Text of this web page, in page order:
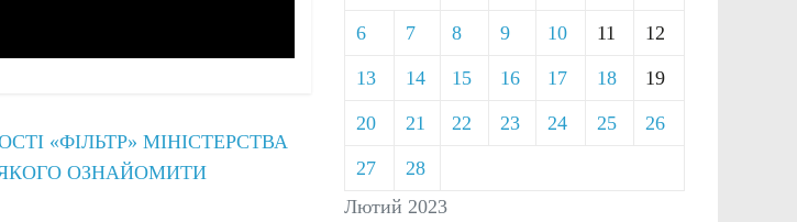
«ФІЛЬТР» МІНІСТЕРСТВА
ОЗНАЙОМИТИ
Лютий 2023
6 7 8 9 10 11 12
13 14 15 16 17 18 19
20 21 22 23 24 25 26
27 28